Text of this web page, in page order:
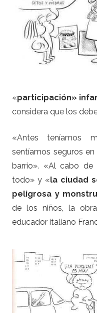
«participación»
considera que los
«Antes teníamos
sentíamos seguros
barrio». «Al cabo de
todo» y «la ciudad
peligrosa y
de los niños, la
educador italiano